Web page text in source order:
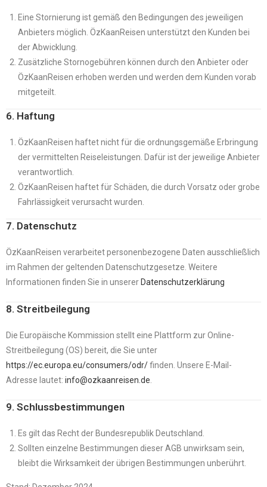
Eine Stornierung ist gemäß den Bedingungen des jeweiligen
Anbieters möglich. ÖzKaanReisen unterstützt den Kunden bei
der Abwicklung.
Zusätzliche Stornogebühren können durch den Anbieter oder
ÖzKaanReisen erhoben werden und werden dem Kunden vorab
mitgeteilt.
6. Haftung
ÖzKaanReisen haftet nicht für die ordnungsgemäße Erbringung
der vermittelten Reiseleistungen. Dafür ist der jeweilige Anbieter
verantwortlich.
ÖzKaanReisen haftet für Schäden, die durch Vorsatz oder grobe
Fahrlässigkeit verursacht wurden.
7. Datenschutz
ÖzKaanReisen verarbeitet personenbezogene Daten ausschließlich
im Rahmen der geltenden Datenschutzgesetze. Weitere
Informationen finden Sie in unserer Datenschutzerklärung
8. Streitbeilegung
Die Europäische Kommission stellt eine Plattform zur Online-
Streitbeilegung (OS) bereit, die Sie unter
https://ec.europa.eu/consumers/odr/finden. Unsere E-Mail-
Adresse lautet: info@ozkaanreisen.de
9. Schlussbestimmungen
Es gilt das Recht der Bundesrepublik Deutschland.
Sollten einzelne Bestimmungen dieser AGB unwirksam sein,
bleibt die Wirksamkeit der übrigen Bestimmungen unberührt.